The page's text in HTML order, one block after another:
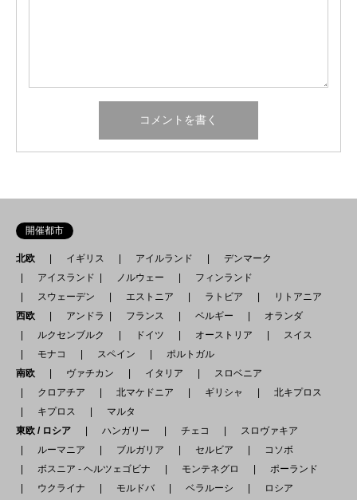
開催都市
北欧 イギリス アイルランド
デンマーク
アイスランド
ノルウェー
フィンランド
スウェーデン
エストニア ラトビア
リトアニア
西欧
アンドラ フランス ベルギー
オランダ
ルクセンブルク
ドイツ オーストリア
スイス
モナコ
スペイン
ポルトガル
南欧
ヴァチカン イタリア
スロベニア
クロアチア
北マケドニア ギリシャ
北キプロス
キプロス
マルタ
東欧 / ロシア
ハンガリー チェコ
スロヴァキア
ルーマニア
ブルガリア セルビア
コソボ
ボスニア - ヘルツェゴビナ
モンテネグロ
ポーランド
ウクライナ
モルドバ ベラルーシ
ロシア